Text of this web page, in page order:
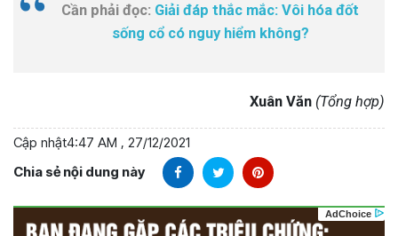
Cần phải đọc: Giải đáp thắc mắc: Vôi hóa đốt
sống cổ có nguy hiểm không?
Xuân Văn (Tổng hợp)
Cập nhật4:47 AM , 27/12/2021
Chia sẻ nội dung này